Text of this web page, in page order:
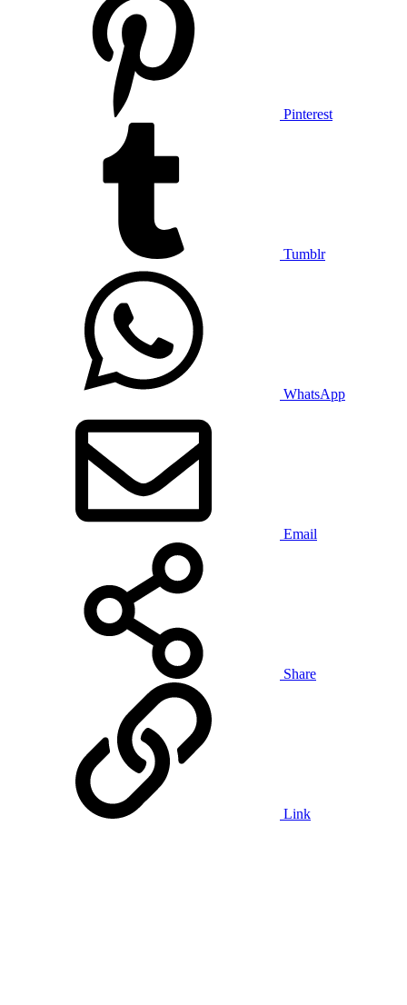
Pinterest
Tumblr
WhatsApp
Email
Share
Link